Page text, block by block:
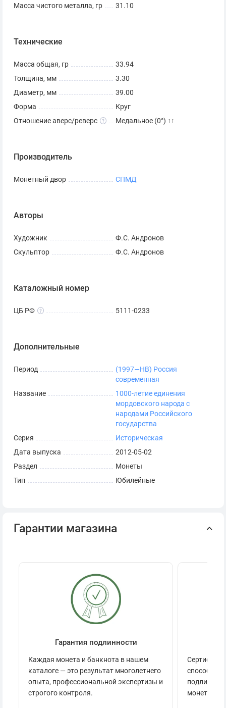
Масса чистого металла, гр 31.10
Технические
Масса общая, гр
33.94
Толщина, мм
3.30
Диаметр, мм
39.00
Форма
Круг
Отношение аверс/реверс
Медальное (0°) ↑↑
Производитель
Монетный двор СПМД
Авторы
Художник
Ф.С. Андронов
Скульптор
Ф.С. Андронов
Каталожный номер
ЦБ РФ 5111-0233
Дополнительные
Период
(1997—НВ) Россия
современная
Название
1000-летие единения
мордовского народа с
народами Российского
государства
Серия
Историческая
Дата выпуска
2012-05-02
Раздел
Монеты
Тип
Юбилейные
Гарантии магазина
Гарантия подлинности
Каждая монета и банкнота в нашем
каталоге — это результат многолетнего
опыта, профессиональной экспертизы и
строгого контроля.
способов
монеты.